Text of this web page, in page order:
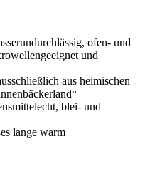
ofen- und
und
aus heimischen
blei- und
lange warm